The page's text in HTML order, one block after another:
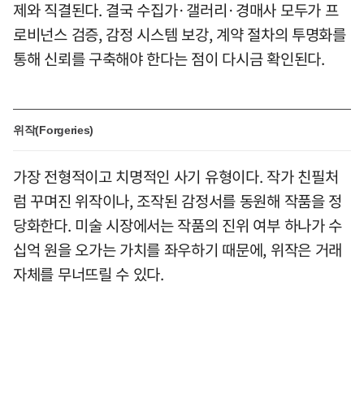
제와 직결된다. 결국 수집가·갤러리·경매사 모두가 프
로비넌스 검증, 감정 시스템 보강, 계약 절차의 투명화를
통해 신뢰를 구축해야 한다는 점이 다시금 확인된다.
위작(Forgeries)
가장 전형적이고 치명적인 사기 유형이다. 작가 친필처
럼 꾸며진 위작이나, 조작된 감정서를 동원해 작품을 정
당화한다. 미술 시장에서는 작품의 진위 여부 하나가 수
십억 원을 오가는 가치를 좌우하기 때문에, 위작은 거래
자체를 무너뜨릴 수 있다.